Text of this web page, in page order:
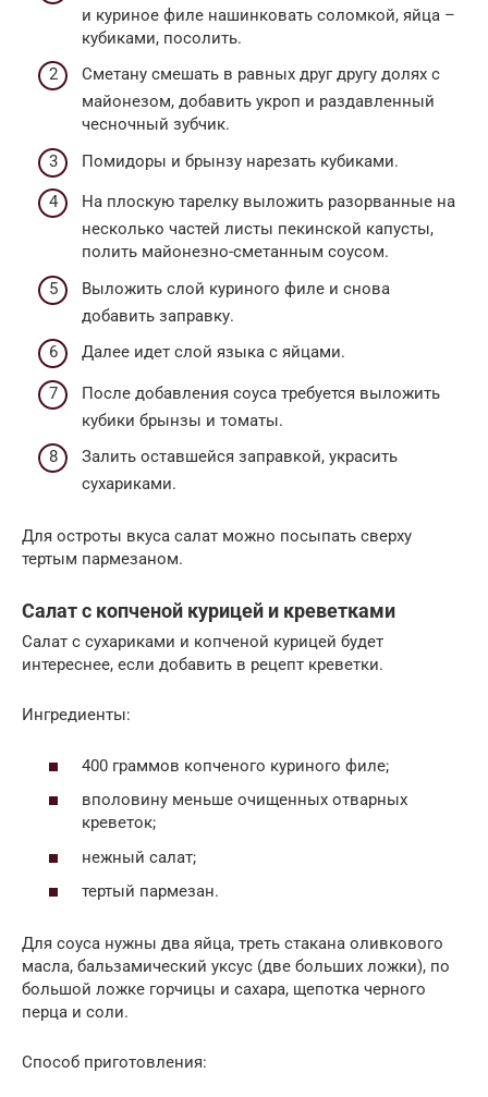
и куриное филе нашинковать соломкой, яйца –
кубиками, посолить.
Сметану смешать в равных друг другу долях с
майонезом, добавить укроп и раздавленный
чесночный зубчик.
Помидоры и брынзу нарезать кубиками.
На плоскую тарелку выложить разорванные на
несколько частей листы пекинской капусты,
полить майонезно-сметанным соусом.
Выложить слой куриного филе и снова
добавить заправку.
Далее идет слой языка с яйцами.
После добавления соуса требуется выложить
кубики брынзы и томаты.
Залить оставшейся заправкой, украсить
сухариками.
Для остроты вкуса салат можно посыпать сверху
тертым пармезаном.
Салат с копченой курицей и креветками
Салат с сухариками и копченой курицей будет
интереснее, если добавить в рецепт креветки.
Ингредиенты:
400 граммов копченого куриного филе;
вполовину меньше очищенных отварных
креветок;
нежный салат;
тертый пармезан.
Для соуса нужны два яйца, треть стакана оливкового
масла, бальзамический уксус (две больших ложки), по
большой ложке горчицы и сахара, щепотка черного
перца и соли.
Способ приготовления: